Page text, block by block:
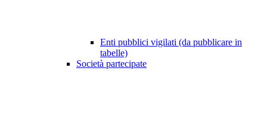
Enti pubblici vigilati (da pubblicare in
tabelle)
Società partecipate